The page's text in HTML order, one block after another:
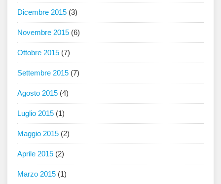
Dicembre 2015 (3)
Novembre 2015 (6)
Ottobre 2015 (7)
Settembre 2015 (7)
Agosto 2015 (4)
Luglio 2015 (1)
Maggio 2015 (2)
Aprile 2015 (2)
Marzo 2015 (1)